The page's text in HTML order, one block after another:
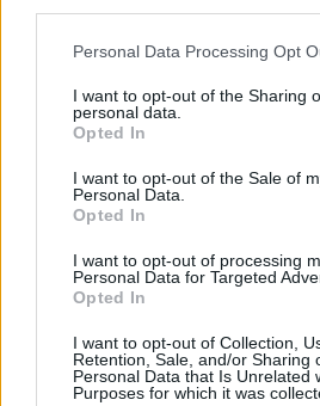
Please note that this website/app
not limited to your visit or usage
grant or deny consent to Google and
use your data for below specified
consent section.
Personal Data Processing Opt
I want to opt-out of the Sharing
personal data.
Opted In
I want to opt-out of the Sale of
Personal Data.
Opted In
I want to opt-out of processing
Personal Data for Targeted
Opted In
I want to opt-out of Collection,
Retention, Sale, and/or Sharing
Personal Data that Is Unrelated
Purposes for which it was
És ezeket